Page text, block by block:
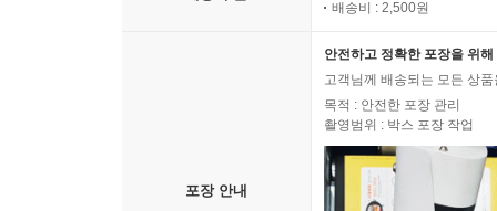
배송비 : 2,500원
포장 안내
안전하고 정확한 포장을 위
고객님께 배송되는 모든 상
목적 : 안전한 포장 관리
촬영범위 : 박스 포장 작업